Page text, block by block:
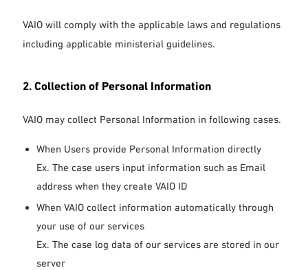
VAIO will comply with the applicable laws and regulations
including applicable ministerial guidelines.
2. Collection of Personal Information
VAIO may collect Personal Information in following cases.
When Users provide Personal Information directly
Ex. The case users input information such as Email
address when they create VAIO ID
When VAIO collect information automatically through
your use of our services
Ex. The case log data of our services are stored in our
server